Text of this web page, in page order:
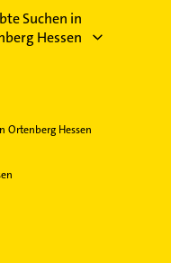
Suchen in
Hessen
Ortenberg Hessen